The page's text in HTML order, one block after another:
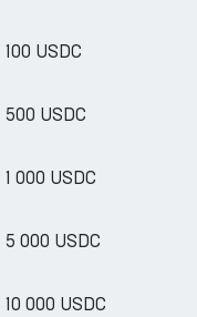
100 USDC
500 USDC
1 000 USDC
5 000 USDC
10 000 USDC